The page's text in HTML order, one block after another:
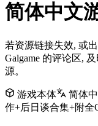
简体中文
若资源链接失效, 或
Galgame 的评论区,
源。
游戏本体 简体
作+后日谈合集+附全